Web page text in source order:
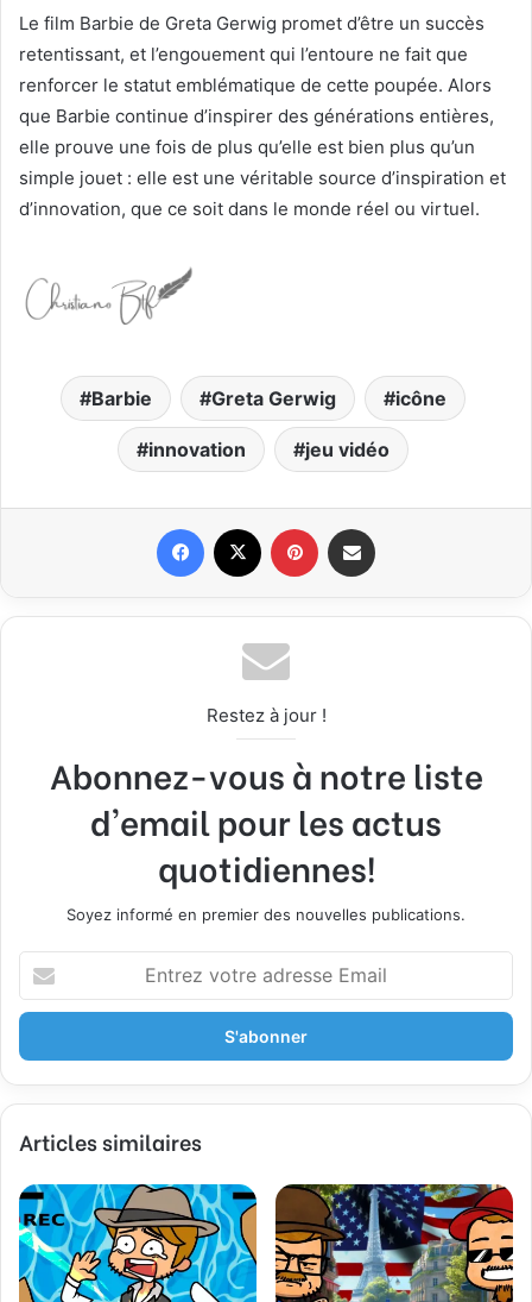
Le film Barbie de Greta Gerwig promet d’être un succès
retentissant, et l’engouement qui l’entoure ne fait que
renforcer le statut emblématique de cette poupée. Alors
que Barbie continue d’inspirer des générations entières,
elle prouve une fois de plus qu’elle est bien plus qu’un
simple jouet : elle est une véritable source d’inspiration et
d’innovation, que ce soit dans le monde réel ou virtuel.
Barbie Greta Gerwig icône
innovation jeu vidéo
Restez à jour !
Abonnez-vous à notre liste
d'email pour les actus
quotidiennes!
Soyez informé en premier des nouvelles publications.
t
e
z
o
r
e
a
r
Articles similaires